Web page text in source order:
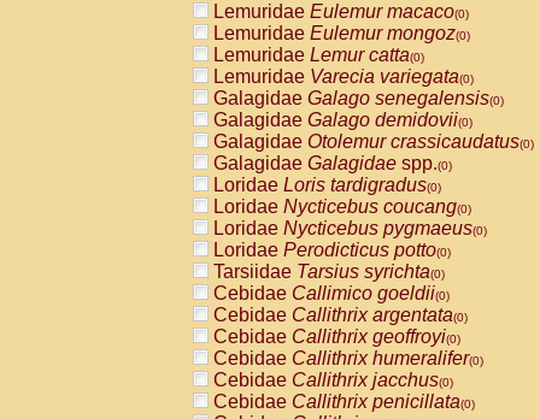
AtelidaeAlouatta caraya(0)
AtelidaeAlouatta fusca(0)
AtelidaeAlouatta seniculus
AtelidaeAlouattaspp.(0)
AtelidaeAteles belzebuth(0)
AtelidaeAteles geoffroyi(0)
AtelidaeAteles paniscus(0)
AtelidaeAtelesspp.(0)
Atelidae Lagothrix lagothricha
AtelidaeLagothrix lagothricha cana
PitheciidaeCacajao calvus
PitheciidaeCallicebus cupreus
PitheciidaeCallicebus donacophilus
PitheciidaeCallicebus moloch
PitheciidaeCallicebus torquatus
PitheciidaeCallicebusspp.(0)
PitheciidaeChiropotes satanas(0)
PitheciidaePithecia monachus
PitheciidaePithecia pithecia(0)
Lemuridae Eulemur macaco(0)
Lemuridae Eulemur mongoz(0)
Lemuridae Lemur catta(0)
Lemuridae Varecia variegata(0)
Galagidae Galago senegalensis(0)
Galagidae Galago demidovii(0)
Galagidae Otolemur crassicaudatus(0)
Galagidae Galagidae spp.(0)
Loridae Loris tardigradus(0)
Loridae Nycticebus coucang(0)
Loridae Nycticebus pygmaeus(0)
Loridae Perodicticus potto(0)
Tarsiidae Tarsius syrichta(0)
Cebidae Callimico goeldii(0)
Cebidae Callithrix argentata(0)
Cebidae Callithrix geoffroyi(0)
Cebidae Callithrix humeralifer(0)
Cebidae Callithrix jacchus(0)
Cebidae Callithrix penicillata(0)